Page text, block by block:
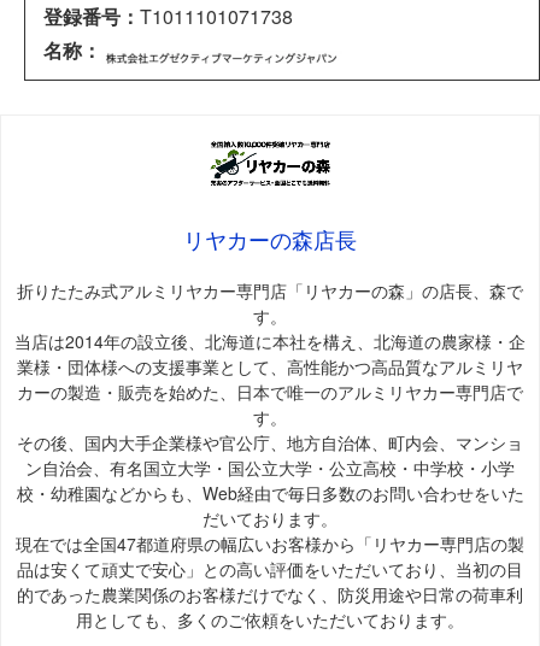
登録番号： T1011101071738
名称：
リヤカーの森店長
折りたたみ式アルミリヤカー専門店「リヤカーの森」の店長、森で
す。
当店は2014年の設立後、北海道に本社を構え、北海道の農家様・企
業様・団体様への支援事業として、高性能かつ高品質なアルミリヤ
カーの製造・販売を始めた、日本で唯一のアルミリヤカー専門店で
す。
その後、国内大手企業様や官公庁、地方自治体、町内会、マンショ
ン自治会、有名国立大学・国公立大学・公立高校・中学校・小学
校・幼稚園などからも、Web経由で毎日多数のお問い合わせをいた
だいております。
現在では全国47都道府県の幅広いお客様から「リヤカー専門店の製
品は安くて頑丈で安心」との高い評価をいただいており、当初の目
的であった農業関係のお客様だけでなく、防災用途や日常の荷車利
用としても、多くのご依頼をいただいております。